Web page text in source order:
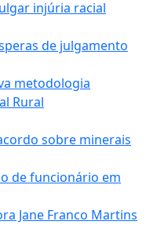
injúria racial
de julgamento
metodologia
Rural
sobre minerais
de funcionário em
Jane Franco Martins